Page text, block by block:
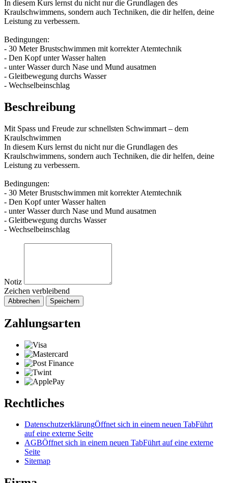
In diesem Kurs lernst du nicht nur die Grundlagen des
Kraulschwimmens, sondern auch Techniken, die dir helfen, deine
Leistung zu verbessern.
Bedingungen:
- 30 Meter Brustschwimmen mit korrekter Atemtechnik
- Den Kopf unter Wasser halten
- unter Wasser durch Nase und Mund ausatmen
- Gleitbewegung durchs Wasser
- Wechselbeinschlag
Beschreibung
Mit Spass und Freude zur schnellsten Schwimmart – dem
Kraulschwimmen
In diesem Kurs lernst du nicht nur die Grundlagen des
Kraulschwimmens, sondern auch Techniken, die dir helfen, deine
Leistung zu verbessern.
Bedingungen:
- 30 Meter Brustschwimmen mit korrekter Atemtechnik
- Den Kopf unter Wasser halten
- unter Wasser durch Nase und Mund ausatmen
- Gleitbewegung durchs Wasser
- Wechselbeinschlag
Notiz
Zeichen verbleibend
Abbrechen Speichern
Zahlungsarten
Rechtliches
DatenschutzerklärungÖffnet sich in einem neuen TabFührt
auf eine externe Seite
AGBÖffnet sich in einem neuen TabFührt auf eine externe
Seite
Sitemap